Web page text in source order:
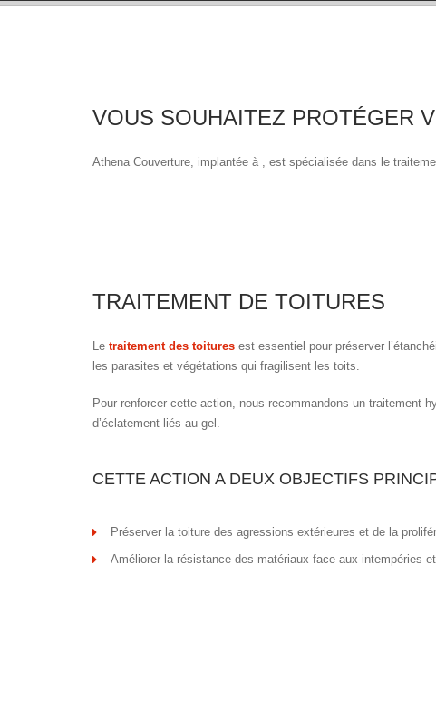
VOUS SOUHAITEZ PROTÉGER
Athena Couverture, implantée à , est spécialisée dans le
TRAITEMENT DE TOITURES
Le traitement des toitures est essentiel pour préserver
les parasites et végétations qui fragilisent les toits.
Pour renforcer cette action, nous recommandons un traitement
d’éclatement liés au gel.
CETTE ACTION A DEUX OBJECTIFS
Préserver la toiture des agressions extérieures et de la
Améliorer la résistance des matériaux face aux intempéries